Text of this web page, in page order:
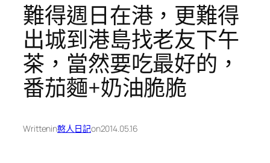
難得週日在港，更難得
出城到港島找老友下午
茶，當然要吃最好的，
番茄麵+奶油脆脆
Writtenin憨人日記on2014.05.16